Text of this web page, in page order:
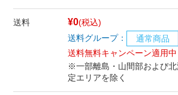
送料 ¥0(税込)
送料グループ：
通常商品
送料無料キャンペーン適用中
※一部離島・山間部および
定エリアを除く